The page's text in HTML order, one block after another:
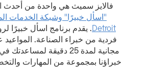
فالايز سميث هي واحدة من أحدث
Detroit. يقدم برنامج اسأل خبيرًا
فردية من خبراء الصناعة. المواعيد
مجانية لمدة 25 دقيقة
خبراؤنا بمجموعة من المهارات